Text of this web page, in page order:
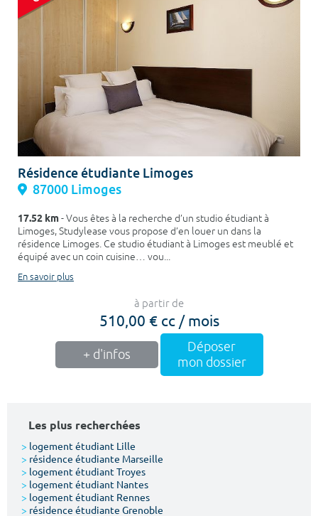
Résidence étudiante Limoges
87000 Limoges
17.52 km- Vous êtes à la recherche d’un studio étudiant à
Limoges, Studylease vous propose d’en louer un dans la
résidence Limoges. Ce studio étudiant à Limoges est meublé et
équipé avec un coin cuisine… vou...
En savoir plus
à partir de
510,00 € cc / mois
+ d'infos
Déposer
mon dossier
Les plus recherchées
> logement étudiant Lille
> résidence étudiante Marseille
> logement étudiant Troyes
> logement étudiant Nantes
> logement étudiant Rennes
> résidence étudiante Grenoble